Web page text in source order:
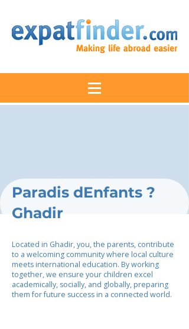
Paradis dEnfants ?
Ghadir
Located in Ghadir, you, the parents, contribute
to a welcoming community where local culture
meets international education. By working
together, we ensure your children excel
academically, socially, and globally, preparing
them for future success in a connected world.